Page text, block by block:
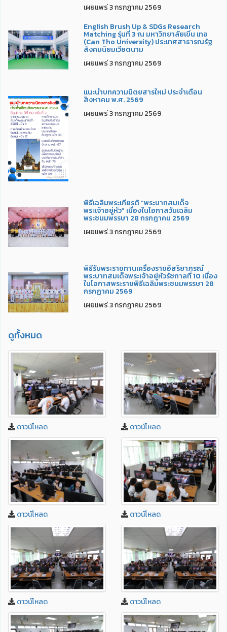
เผยแพร่ 3 กรกฎาคม 2569
English Brush Up & SDGs Research
Matching รุ่นที่ 3 ณ มหาวิทยาลัยเขิ่น เทอ
(Can Tho University) ประเทศสาธารณรัฐ
สังคมนิยมเวียดนาม
เผยแพร่ 3 กรกฎาคม 2569
แนะนำบทความนิตยสารใหม่ ประจำเดือน
สิงหาคม พ.ศ. 2569
เผยแพร่ 3 กรกฎาคม 2569
พิธีเฉลิมพระเกียรติ “พระบาทสมเด็จ
พระเจ้าอยู่หัว” เนื่องในโอกาสวันเฉลิม
พระชนมพรรษา 28 กรกฎาคม 2569
เผยแพร่ 3 กรกฎาคม 2569
พิธีรับพระราชทานเครื่องราชอิสริยาภรณ์
พระบาทสมเด็จพระเจ้าอยู่หัวรัชกาลที่ 10 เนื่อง
ในโอกาสพระราชพิธีเฉลิมพระชนมพรรษา 28
กรกฏาคม 2569
เผยแพร่ 3 กรกฎาคม 2569
ดูทั้งหมด
ดาวน์โหลด ดาวน์โหลด
ดาวน์โหลด ดาวน์โหลด
ดาวน์โหลด ดาวน์โหลด